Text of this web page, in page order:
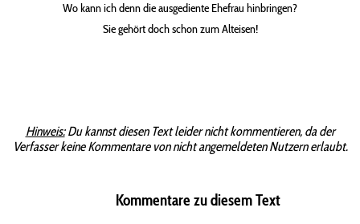
Wo kann ich denn die ausgediente Ehefrau hinbringen?
Sie gehört doch schon zum Alteisen!
Hinweis:Du kannst diesen Text leider nicht kommentieren, da der
Verfasser keine Kommentare von nicht angemeldeten Nutzern erlaubt.
Kommentare zu diesem Text